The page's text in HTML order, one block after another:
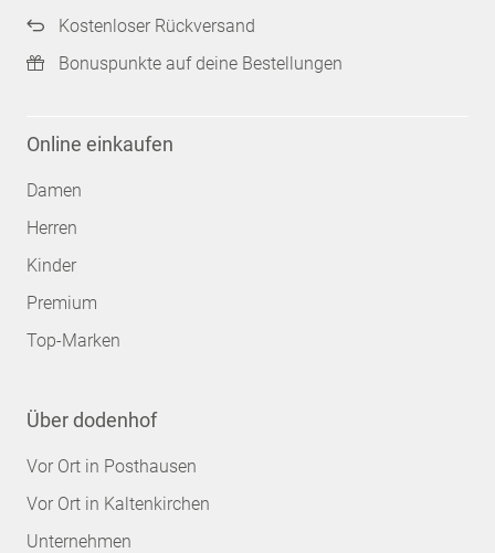
Kostenloser Rückversand
Bonuspunkte auf deine Bestellungen
Online einkaufen
Damen
Herren
Kinder
Premium
Top-Marken
Über dodenhof
Vor Ort in Posthausen
Vor Ort in Kaltenkirchen
Unternehmen